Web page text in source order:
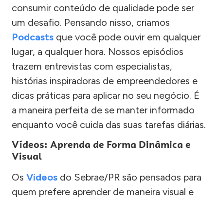
consumir conteúdo de qualidade pode ser
um desafio. Pensando nisso, criamos
Podcasts que você pode ouvir em qualquer
lugar, a qualquer hora. Nossos episódios
trazem entrevistas com especialistas,
histórias inspiradoras de empreendedores e
dicas práticas para aplicar no seu negócio. É
a maneira perfeita de se manter informado
enquanto você cuida das suas tarefas diárias.
Vídeos: Aprenda de Forma Dinâmica e
Visual
Os Vídeos do Sebrae/PR são pensados para
quem prefere aprender de maneira visual e